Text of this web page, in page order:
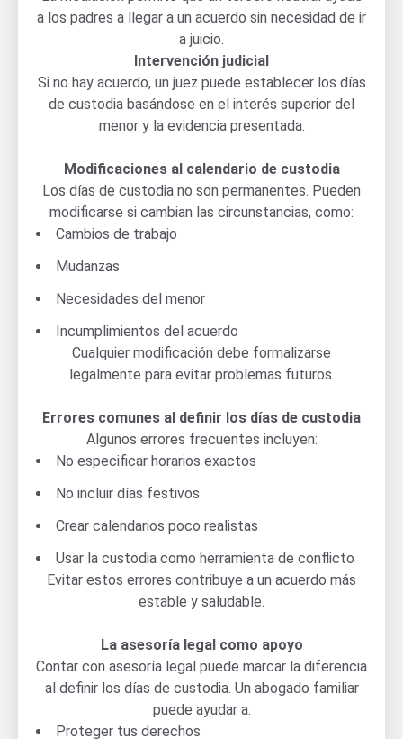
a los padres a llegar a un acuerdo sin necesidad de ir
a juicio.
Intervención judicial
Si no hay acuerdo, un juez puede establecer los días
de custodia basándose en el interés superior del
menor y la evidencia presentada.
Modificaciones al calendario de custodia
Los días de custodia no son permanentes. Pueden
modificarse si cambian las circunstancias, como:
Cambios de trabajo
Mudanzas
Necesidades del menor
Incumplimientos del acuerdo
Cualquier modificación debe formalizarse
legalmente para evitar problemas futuros.
Errores comunes al definir los días de custodia
Algunos errores frecuentes incluyen:
No especificar horarios exactos
No incluir días festivos
Crear calendarios poco realistas
Usar la custodia como herramienta de conflicto
Evitar estos errores contribuye a un acuerdo más
estable y saludable.
La asesoría legal como apoyo
Contar con asesoría legal puede marcar la diferencia
al definir los días de custodia. Un abogado familiar
puede ayudar a:
Proteger tus derechos